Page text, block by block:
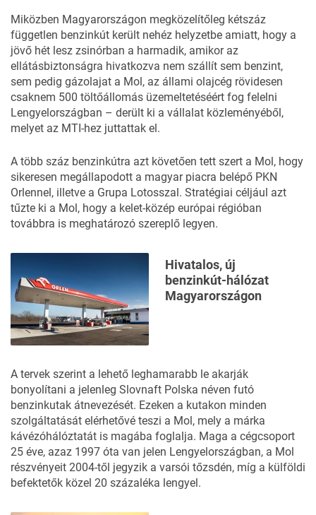
Miközben Magyarországon megközelítőleg kétszáz
független benzinkút került nehéz helyzetbe amiatt, hogy a
jövő hét lesz zsinórban a harmadik, amikor az
ellátásbiztonságra hivatkozva nem szállít sem benzint,
sem pedig gázolajat a Mol, az állami olajcég rövidesen
csaknem 500 töltőállomás üzemeltetéséért fog felelni
Lengyelországban – derült ki a vállalat közleményéből,
melyet az MTI-hez juttattak el.
A több száz benzinkútra azt követően tett szert a Mol, hogy
sikeresen megállapodott a magyar piacra belépő PKN
Orlennel, illetve a Grupa Lotosszal. Stratégiai céljául azt
tűzte ki a Mol, hogy a kelet-közép európai régióban
továbbra is meghatározó szereplő legyen.
Hivatalos, új
benzinkút-hálózat
Magyarországon
A tervek szerint a lehető leghamarabb le akarják
bonyolítani a jelenleg Slovnaft Polska néven futó
benzinkutak átnevezését. Ezeken a kutakon minden
szolgáltatását elérhetővé teszi a Mol, mely a márka
kávézóhálóztatát is magába foglalja. Maga a cégcsoport
25 éve, azaz 1997 óta van jelen Lengyelországban, a Mol
részvényeit 2004-től jegyzik a varsói tőzsdén, míg a külföldi
befektetők közel 20 százaléka lengyel.